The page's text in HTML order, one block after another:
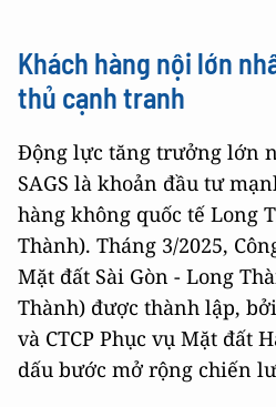
Khách hàng nội lớn
thủ cạnh tranh
Động lực tăng trưởng lớn
SAGS là khoản đầu tư
hàng không quốc tế Long
Thành). Tháng 3/2025,
Mặt đất Sài Gòn - Long
Thành) được thành lập,
và CTCP Phục vụ Mặt đất
dấu bước mở rộng chiến